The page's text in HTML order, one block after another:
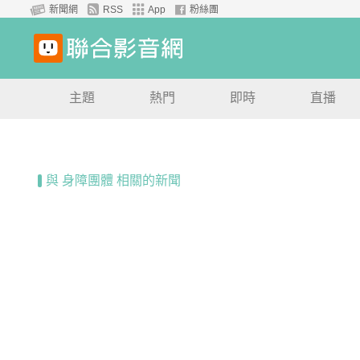
新聞網 RSS App 粉絲團
主題 熱門 即時 直播
與 身障團體 相關的新聞